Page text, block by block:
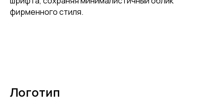
фирменного стиля.
Логотип